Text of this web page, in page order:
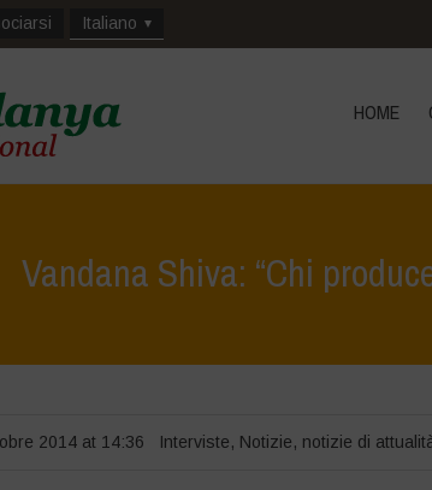
Italiano
HOME
Vandana Shiva: “Chi
2014 at 14:36 Interviste, Notizie, notizie di